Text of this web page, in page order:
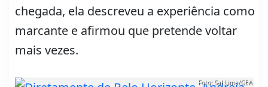
chegada, ela descreveu a experiência como
marcante e afirmou que pretende voltar
mais vezes.
Foto: Sal Lima/GEA